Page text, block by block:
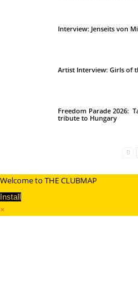
Interview: Jenseits von
Artist Interview: Girls of
Freedom Parade 2026:
tribute to Hungary
Welcome to THE CLUBMAP
Install
×